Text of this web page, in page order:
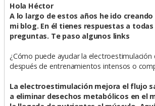
n
s
a
j
e
Hola Héctor
A lo largo de estos años he ido
mi blog. En él tienes respuestas a
preguntas. Te paso algunos links
¿Cómo puede ayudar la electroestimulación
después de entrenamientos intensos o
La electroestimulación mejora el flujo
a eliminar desechos metabólicos en el